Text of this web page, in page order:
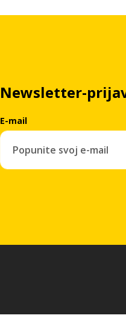
Newsletter-
E-mail